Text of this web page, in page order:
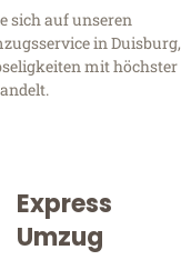
sich auf unseren
in Duisburg,
mit höchster
Express
Umzug